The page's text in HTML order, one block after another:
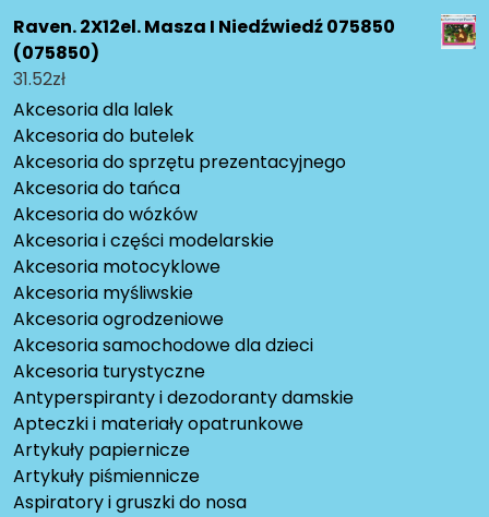
Raven. 2X12el. Masza I Niedźwiedź 075850
(075850)
31.52zł
Akcesoria dla lalek
Akcesoria do butelek
Akcesoria do sprzętu prezentacyjnego
Akcesoria do tańca
Akcesoria do wózków
Akcesoria i części modelarskie
Akcesoria motocyklowe
Akcesoria myśliwskie
Akcesoria ogrodzeniowe
Akcesoria samochodowe dla dzieci
Akcesoria turystyczne
Antyperspiranty i dezodoranty damskie
Apteczki i materiały opatrunkowe
Artykuły papiernicze
Artykuły piśmiennicze
Aspiratory i gruszki do nosa